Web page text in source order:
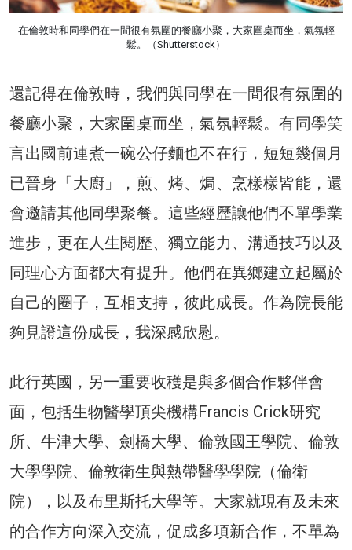
在倫敦時和同學們在一間很有氛圍的餐廳小聚，大家圍桌而坐，氣氛輕
鬆。（Shutterstock）
還記得在倫敦時，我們與同學在一間很有氛圍的
餐廳小聚，大家圍桌而坐，氣氛輕鬆。有同學笑
言出國前連煮一碗公仔麵也不在行，短短幾個月
已晉身「大廚」，煎、烤、焗、烹樣樣皆能，還
會邀請其他同學聚餐。這些經歷讓他們不單學業
進步，更在人生閱歷、獨立能力、溝通技巧以及
同理心方面都大有提升。他們在異鄉建立起屬於
自己的圈子，互相支持，彼此成長。作為院長能
夠見證這份成長，我深感欣慰。
此行英國，另一重要收穫是與多個合作夥伴會
面，包括生物醫學頂尖機構Francis Crick研究
所、牛津大學、劍橋大學、倫敦國王學院、倫敦
大學學院、倫敦衛生與熱帶醫學學院（倫衛
院），以及布里斯托大學等。大家就現有及未來
的合作方向深入交流，促成多項新合作，不單為